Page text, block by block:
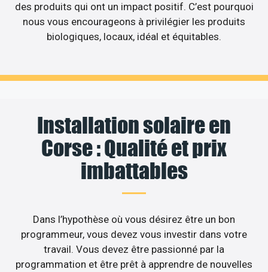
des produits qui ont un impact positif. C’est pourquoi
nous vous encourageons à privilégier les produits
biologiques, locaux, idéal et équitables.
Installation solaire en
Corse : Qualité et prix
imbattables
Dans l’hypothèse où vous désirez être un bon
programmeur, vous devez vous investir dans votre
travail. Vous devez être passionné par la
programmation et être prêt à apprendre de nouvelles